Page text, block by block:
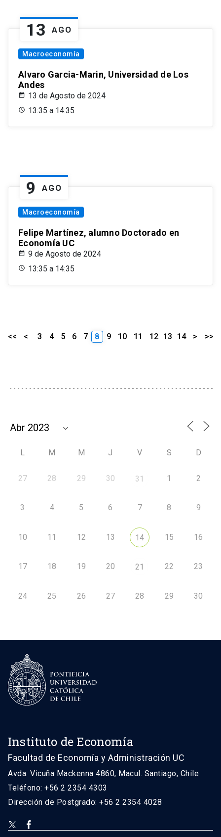
13 AGO
Macroeconomía
Alvaro Garcia-Marin, Universidad de Los
Andes
13 de Agosto de 2024
13:35 a 14:35
9 AGO
Macroeconomía
Felipe Martínez, alumno Doctorado en
Economía UC
9 de Agosto de 2024
13:35 a 14:35
<< < 3 4 5 6 7 8 9 10 11 12 13 14 > >>
L M M J V S D
27 28 29 30 31 1 2
3 4 5 6 7 8 9
10 11 12 13 14 15 16
17 18 19 20 21 22 23
24 25 26 27 28 29 30
Instituto de Economía
Facultad de Economía y Administración UC
Avda. Vicuña Mackenna 4860, Macul. Santiago, Chile
Teléfono: +56 2 2354 4303
Dirección de Postgrado: +56 2 2354 4028